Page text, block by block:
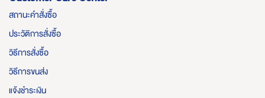
สถานะคำสั่งซื้อ
ประวัติการสั่งซื้อ
วิธีการสั่งซื้อ
วิธีการขนส่ง
แจ้งชำระเงิน